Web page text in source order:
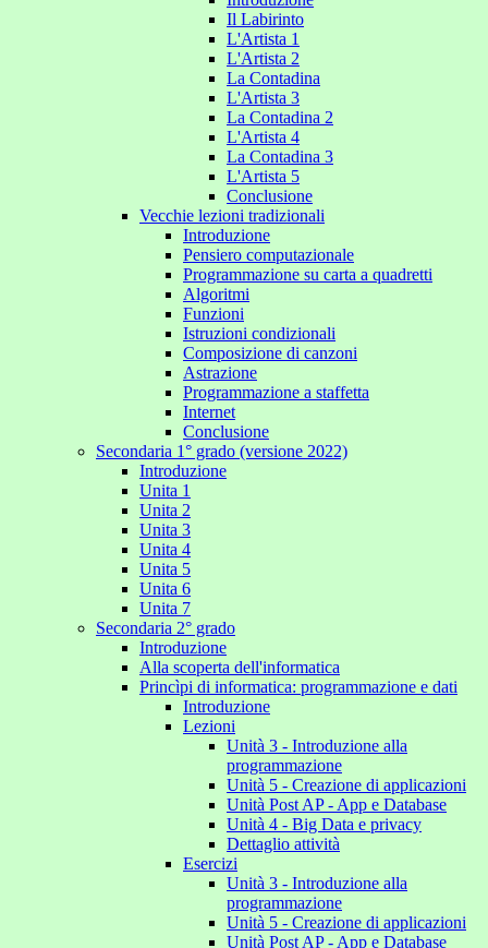
Il Labirinto
L'Artista 1
L'Artista 2
La Contadina
L'Artista 3
La Contadina 2
L'Artista 4
La Contadina 3
L'Artista 5
Conclusione
Vecchie lezioni tradizionali
Introduzione
Pensiero computazionale
Programmazione su carta a quadretti
Algoritmi
Funzioni
Istruzioni condizionali
Composizione di canzoni
Astrazione
Programmazione a staffetta
Internet
Conclusione
Secondaria 1° grado (versione 2022)
Introduzione
Unita 1
Unita 2
Unita 3
Unita 4
Unita 5
Unita 6
Unita 7
Secondaria 2° grado
Introduzione
Alla scoperta dell'informatica
Princìpi di informatica: programmazione e dati
Introduzione
Lezioni
Unità 3 - Introduzione alla
programmazione
Unità 5 - Creazione di applicazioni
Unità Post AP - App e Database
Unità 4 - Big Data e privacy
Dettaglio attività
Esercizi
Unità 3 - Introduzione alla
programmazione
Unità 5 - Creazione di applicazioni
Unità Post AP - App e Database